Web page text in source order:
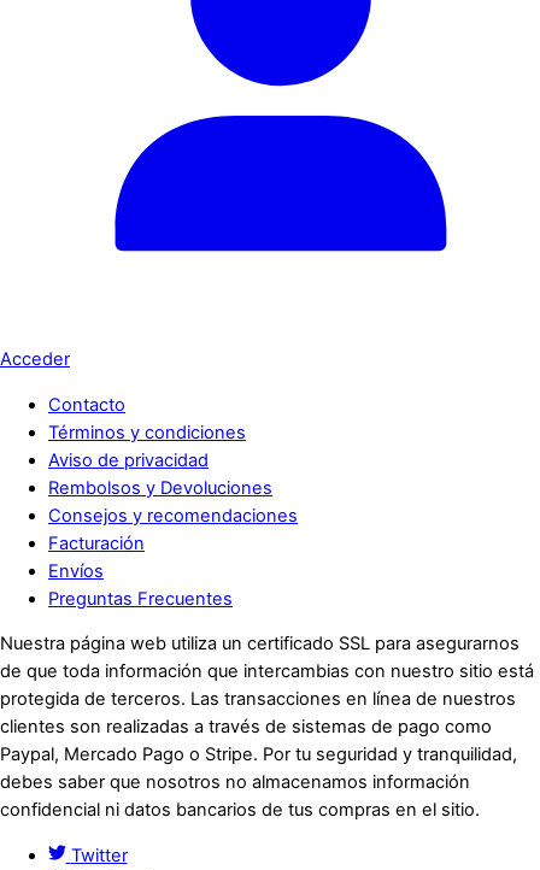
Acceder
Contacto
Términos y condiciones
Aviso de privacidad
Rembolsos y Devoluciones
Consejos y recomendaciones
Facturación
Envíos
Preguntas Frecuentes
Nuestra página web utiliza un certificado SSL para asegurarnos
de que toda información que intercambias con nuestro sitio está
protegida de terceros. Las transacciones en línea de nuestros
clientes son realizadas a través de sistemas de pago como
Paypal, Mercado Pago o Stripe. Por tu seguridad y tranquilidad,
debes saber que nosotros no almacenamos información
confidencial ni datos bancarios de tus compras en el sitio.
Twitter